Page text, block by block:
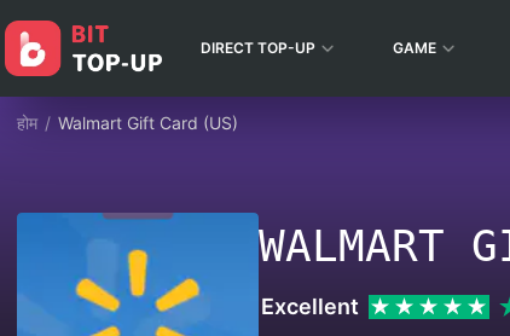
DIRECT TOP-UP GAME
होम / Walmart Gift Card (US)
WALMART
Excellent